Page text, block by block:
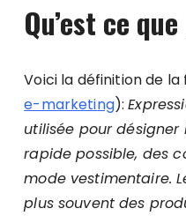
Qu’est ce
Voici la définition de
e-marketing):
utilisée pour désigner
rapide possible, des
mode vestimentaire.
plus souvent des